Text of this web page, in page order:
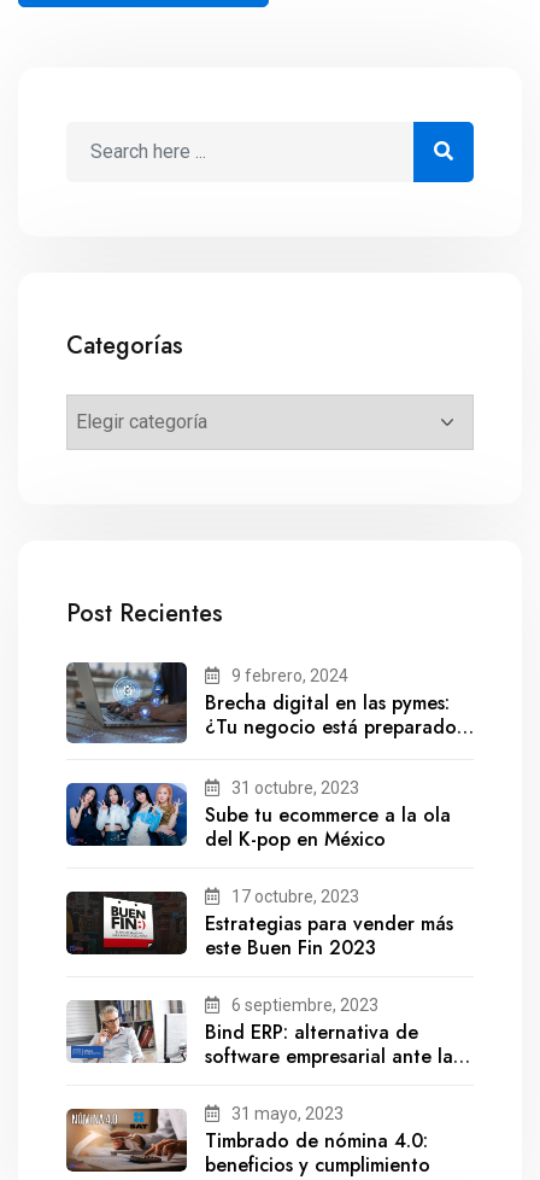
Categorías
Post Recientes
9 febrero, 2024
Brecha digital en las pymes:
¿Tu negocio está preparado
31 octubre, 2023
Sube tu ecommerce a la ola
del K-pop en México
17 octubre, 2023
Estrategias para vender más
este Buen Fin 2023
6 septiembre, 2023
Bind ERP: alternativa de
software empresarial ante la
31 mayo, 2023
Timbrado de nómina 4.0:
beneficios y cumplimiento